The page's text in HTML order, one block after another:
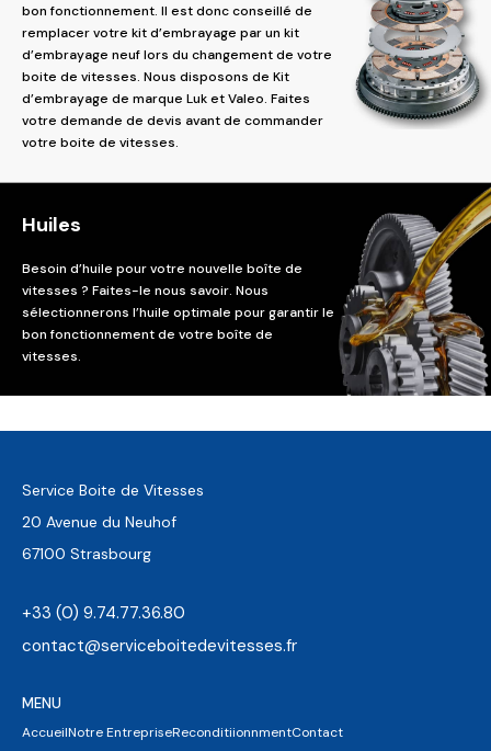
bon fonctionnement. Il est donc conseillé de
remplacer votre kit d’embrayage par un kit
d’embrayage neuf lors du changement de votre
boite de vitesses. Nous disposons de Kit
d’embrayage de marque Luk et Valeo. Faites
votre demande de devis avant de commander
votre boite de vitesses.
Huiles
Besoin d’huile pour votre nouvelle boîte de
vitesses ? Faites-le nous savoir. Nous
sélectionnerons l’huile optimale pour garantir le
bon fonctionnement de votre boîte de
vitesses.
Service Boite de Vitesses
20 Avenue du Neuhof
67100 Strasbourg
+33 (0) 9.74.77.36.80
contact@serviceboitedevitesses.fr
MENU
AccueilNotre EntrepriseReconditiionnmentContact